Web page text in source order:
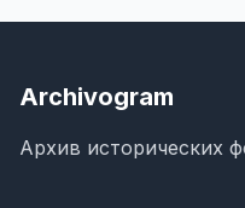
Archivogram
Архив исторических